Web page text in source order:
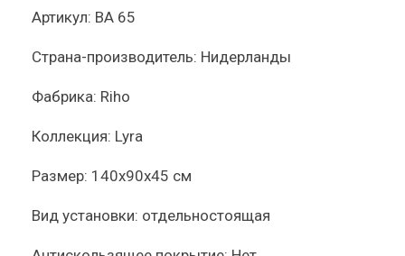
Артикул: BA 65
Страна-производитель: Нидерланды
Фабрика: Riho
Коллекция: Lyra
Размер: 140x90x45 см
Вид установки: отдельностоящая